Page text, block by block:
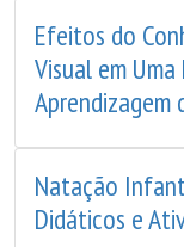
Efeitos do
Visual em
Aprendizagem
Natação
Didáticos e